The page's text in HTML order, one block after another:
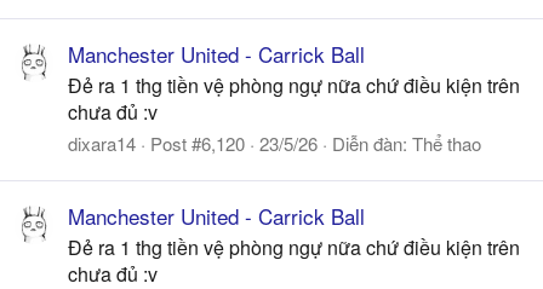
Manchester United - Carrick Ball
Đẻ ra 1 thg tiền vệ phòng ngự nữa chứ điều kiện trên
chưa đủ :v
dixara14 Post #6,120 23/5/26 Diễn đàn: Thể thao
Manchester United - Carrick Ball
Đẻ ra 1 thg tiền vệ phòng ngự nữa chứ điều kiện trên
chưa đủ :v